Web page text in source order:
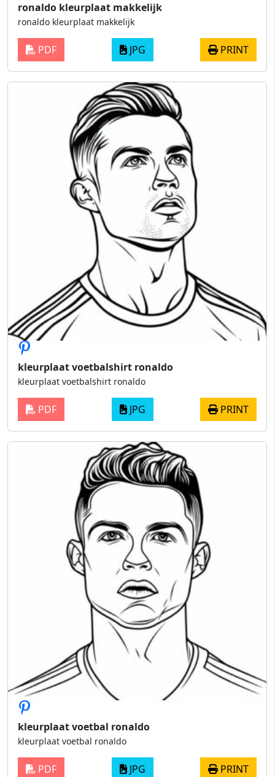
ronaldo kleurplaat makkelijk
ronaldo kleurplaat makkelijk
PDF JPG PRINT
kleurplaat voetbalshirt ronaldo
kleurplaat voetbalshirt ronaldo
PDF JPG PRINT
kleurplaat voetbal ronaldo
kleurplaat voetbal ronaldo
PDF JPG PRINT